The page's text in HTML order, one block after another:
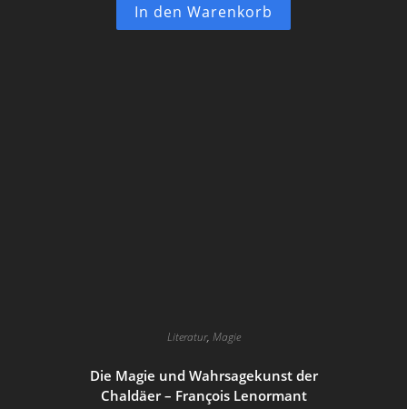
In den Warenkorb
Literatur, Magie
Die Magie und Wahrsagekunst der
Chaldäer – François Lenormant